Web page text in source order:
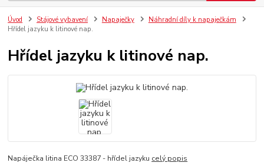
Úvod Stájové vybavení Napaječky
Náhradní díly k napaječkám
Hřídel jazyku k litinové nap.
Hřídel jazyku k litinové nap.
Napáječka litina ECO 33387 - hřídel jazyku celý popis